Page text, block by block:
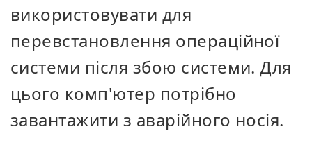
використовувати для
перевстановлення операційної
системи після збою системи. Для
цього комп'ютер потрібно
завантажити з аварійного носія.